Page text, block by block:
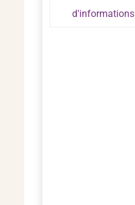
d'informations